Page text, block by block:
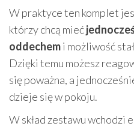
W praktyce ten komplet
którzy chcą mieć
oddechemi możliwość
Dzięki temu możesz
się poważna, a
dzieje się w pokoju.
W skład zestawu wchodzi